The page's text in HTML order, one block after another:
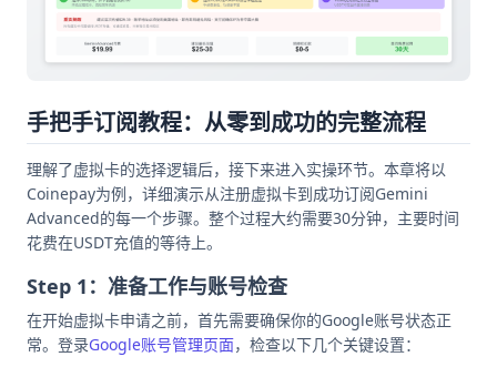
手把手订阅教程：从零到成功的完整流程
理解了虚拟卡的选择逻辑后，接下来进入实操环节。本章将以
Coinepay为例，详细演示从注册虚拟卡到成功订阅Gemini
Advanced的每一个步骤。整个过程大约需要30分钟，主要时间
花费在USDT充值的等待上。
Step 1：准备工作与账号检查
在开始虚拟卡申请之前，首先需要确保你的Google账号状态正
常。登录Google账号管理页面，检查以下几个关键设置：